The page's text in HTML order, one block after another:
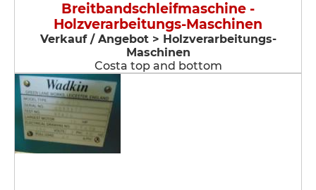
Breitbandschleifmaschine -
Holzverarbeitungs-Maschinen
Verkauf / Angebot > Holzverarbeitungs-
Maschinen
Costa top and bottom